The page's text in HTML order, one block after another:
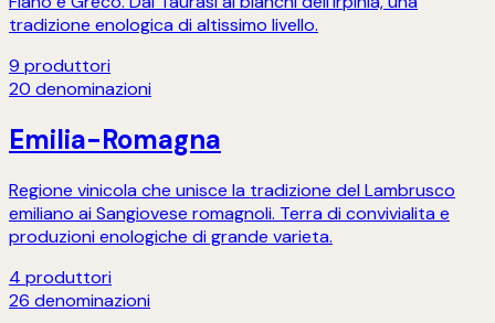
tradizione enologica di altissimo livello.
9 produttori
20 denominazioni
Emilia-Romagna
Regione vinicola che unisce la tradizione del Lambrusco
emiliano ai Sangiovese romagnoli. Terra di convivialita e
produzioni enologiche di grande varieta.
4 produttori
26 denominazioni